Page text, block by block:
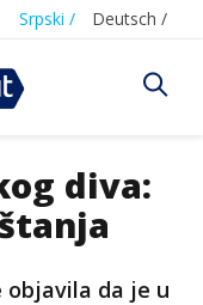
Srpski / Deutsch /
diva:
objavila da je u